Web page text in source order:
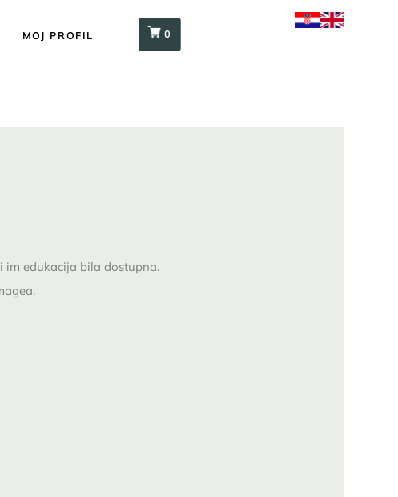
MOJ PROFIL 0
im edukacija bila dostupna.